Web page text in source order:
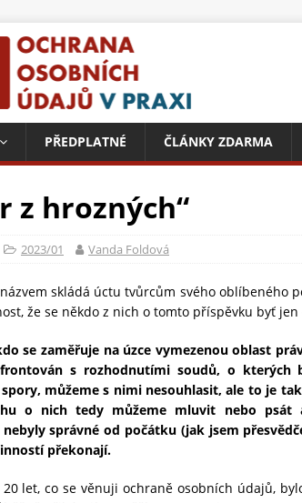
PŘEDPLATNÉ ČLÁNKY ZDARMA
z hrozných“
2023/01 Vanda Foldová
skládá úctu tvůrcům svého oblíbeného
že se někdo z nich o tomto příspěvku byť
se zaměřuje na úzce vymezenou oblast
s rozhodnutími soudů, o kterých
můžeme s nimi nesouhlasit, ale to je
o nich tedy můžeme mluvit nebo psát
správné od počátku (jak jsem
překonají.
let, co se věnuji ochraně osobních údajů,